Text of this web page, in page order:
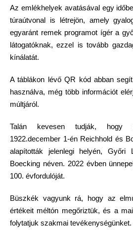
Az emlékhelyek avatásával egy
túraútvonal is létrejön, amely
egyaránt remek programot ígér a
látogatóknak, ezzel is tovább
kínálatát.
A táblákon lévő QR kód abban
használva, még több információt
múltjáról.
Talán kevesen tudják, hogy
1922.december 1-én Reichhold és
alapították jelenlegi helyén, Győri
Boecking néven. 2022 évben
100. évfordulóját.
Büszkék vagyunk rá, hogy az
értékeit méltón megőriztük, és a
folytatjuk szakmai tevékenységünket.